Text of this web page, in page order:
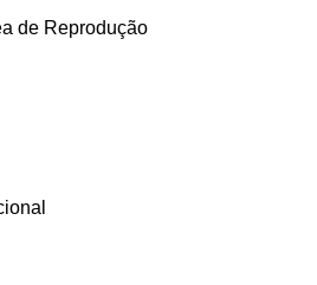
de Reprodução